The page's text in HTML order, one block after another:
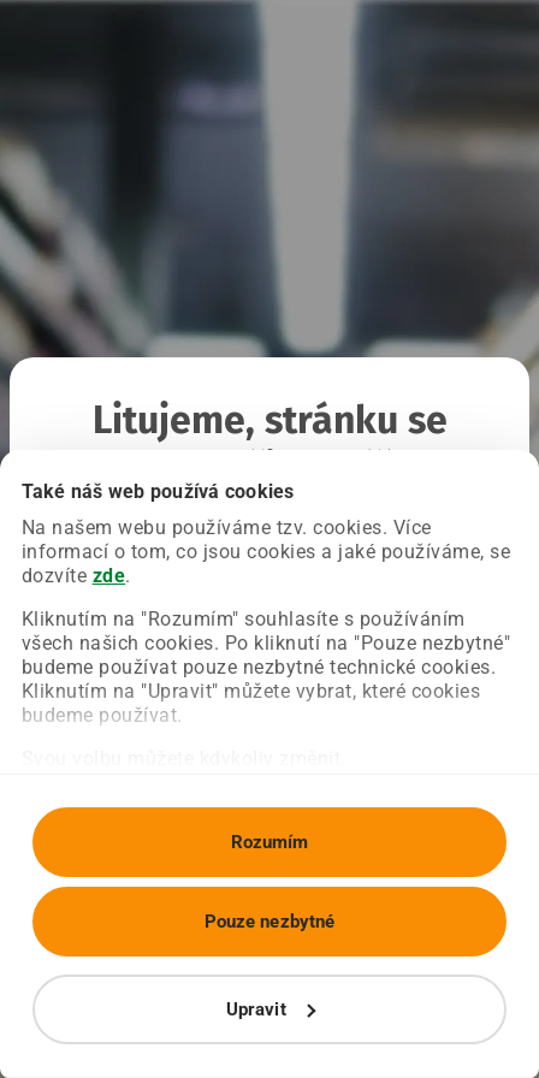
Také náš web používá cookies
Na našem webu používáme tzv. cookies. Více
informací o tom, co jsou cookies a jaké používáme, se
dozvíte zde.
Kliknutím na "Rozumím" souhlasíte s používáním
všech našich cookies. Po kliknutí na "Pouze nezbytné"
budeme používat pouze nezbytné technické cookies.
Kliknutím na "Upravit" můžete vybrat, které cookies
budeme používat.
Rozumím
Upravit
Pouze nezbytné
Litujeme, stránku se
Chyba nastala na naší straně a už ji opravujeme.
Zkuste prosím znovu načíst požadovanou stránku.
Obnovit stránku Úvodní strana